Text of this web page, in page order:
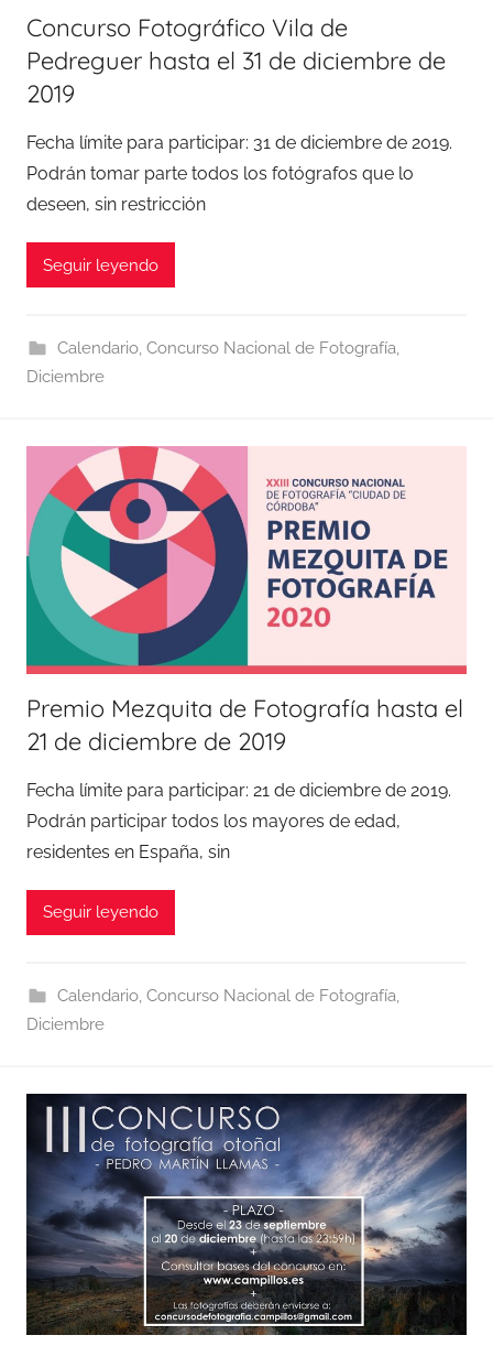
Concurso Fotográfico Vila de
Pedreguer hasta el 31 de diciembre de
2019
Fecha límite para participar: 31 de diciembre de 2019.
Podrán tomar parte todos los fotógrafos que lo
deseen, sin restricción
Seguir leyendo
Calendario, Concurso Nacional de Fotografía,
Diciembre
Premio Mezquita de Fotografía hasta el
21 de diciembre de 2019
Fecha límite para participar: 21 de diciembre de 2019.
Podrán participar todos los mayores de edad,
residentes en España, sin
Seguir leyendo
Calendario, Concurso Nacional de Fotografía
Diciembre